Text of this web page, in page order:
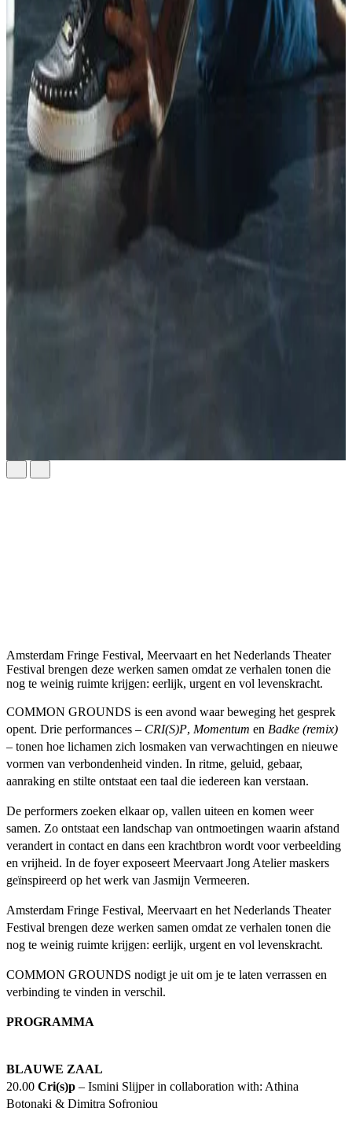
Amsterdam Fringe Festival, Meervaart en het Nederlands Theater
Festival brengen deze werken samen omdat ze verhalen tonen die
nog te weinig ruimte krijgen: eerlijk, urgent en vol levenskracht.
COMMON GROUNDS is een avond waar beweging het gesprek
opent. Drie performances – CRI(S)P, Momentum en Badke (remix)
– tonen hoe lichamen zich losmaken van verwachtingen en nieuwe
vormen van verbondenheid vinden. In ritme, geluid, gebaar,
aanraking en stilte ontstaat een taal die iedereen kan verstaan.
De performers zoeken elkaar op, vallen uiteen en komen weer
samen. Zo ontstaat een landschap van ontmoetingen waarin afstand
verandert in contact en dans een krachtbron wordt voor verbeelding
en vrijheid. In de foyer exposeert Meervaart Jong Atelier maskers
geïnspireerd op het werk van Jasmijn Vermeeren.
Amsterdam Fringe Festival, Meervaart en het Nederlands Theater
Festival brengen deze werken samen omdat ze verhalen tonen die
nog te weinig ruimte krijgen: eerlijk, urgent en vol levenskracht.
COMMON GROUNDS nodigt je uit om je te laten verrassen en
verbinding te vinden in verschil.
PROGRAMMA
BLAUWE ZAAL
20.00 Cri(s)p – Ismini Slijper in collaboration with: Athina
Botonaki & Dimitra Sofroniou